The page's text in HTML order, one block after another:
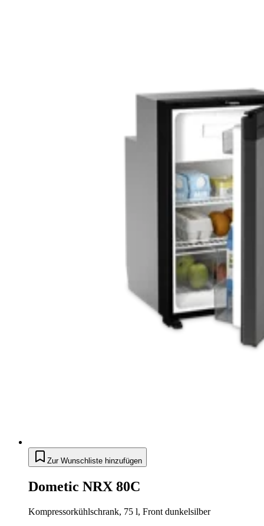
Zur Wunschliste hinzufügen
Dometic NRX 80C
Kompressorkühlschrank, 75 l, Front dunkelsilber